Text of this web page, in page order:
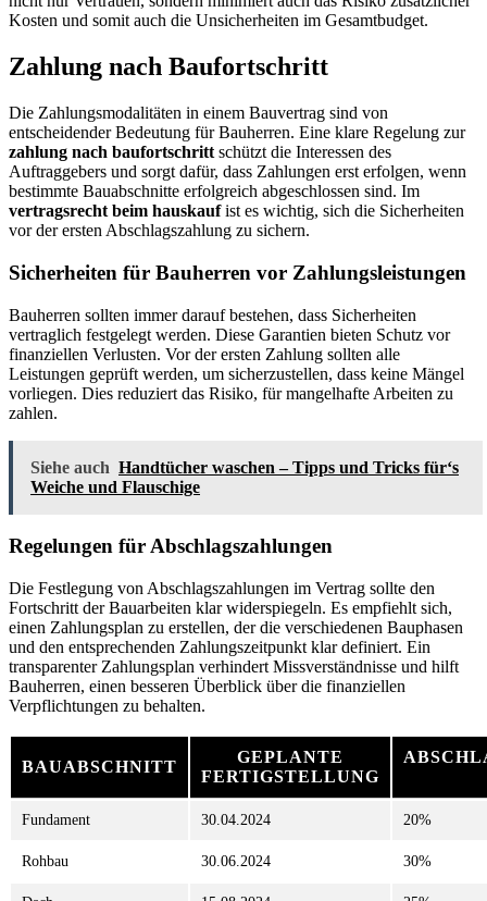
Kosten und somit auch die Unsicherheiten im Gesamtbudget.
Zahlung nach Baufortschritt
Die Zahlungsmodalitäten in einem Bauvertrag sind von
entscheidender Bedeutung für Bauherren. Eine klare Regelung zur
zahlung nach baufortschritt schützt die Interessen des
Auftraggebers und sorgt dafür, dass Zahlungen erst erfolgen, wenn
bestimmte Bauabschnitte erfolgreich abgeschlossen sind. Im
vertragsrecht beim hauskaufist es wichtig, sich die Sicherheiten
vor der ersten Abschlagszahlung zu sichern.
Sicherheiten für Bauherren vor Zahlungsleistungen
Bauherren sollten immer darauf bestehen, dass Sicherheiten
vertraglich festgelegt werden. Diese Garantien bieten Schutz vor
finanziellen Verlusten. Vor der ersten Zahlung sollten alle
Leistungen geprüft werden, um sicherzustellen, dass keine Mängel
vorliegen. Dies reduziert das Risiko, für mangelhafte Arbeiten zu
zahlen.
Siehe auch Handtücher waschen – Tipps und Tricks für‘s
Weiche und Flauschige
Regelungen für Abschlagszahlungen
Die Festlegung von Abschlagszahlungen im Vertrag sollte den
Fortschritt der Bauarbeiten klar widerspiegeln. Es empfiehlt sich,
einen Zahlungsplan zu erstellen, der die verschiedenen Bauphasen
und den entsprechenden Zahlungszeitpunkt klar definiert. Ein
transparenter Zahlungsplan verhindert Missverständnisse und hilft
Bauherren, einen besseren Überblick über die finanziellen
Verpflichtungen zu behalten.
BAUABSCHNITT
GEPLANTE
FERTIGSTELLUNG
Fundament 30.04.2024 20%
Rohbau 30.06.2024 30%